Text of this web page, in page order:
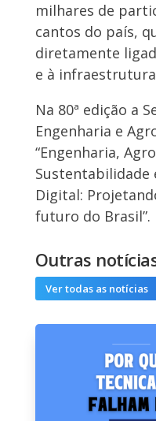
milhares de
cantos do país,
diretamente
e à
Na 80ª edição a
Engenharia e
“Engenharia,
Sustentabilidade
Digital:
futuro do Brasil”.
Outras
Ver todas as notícias